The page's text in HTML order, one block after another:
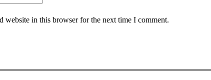
website in this browser for the next time I comment.